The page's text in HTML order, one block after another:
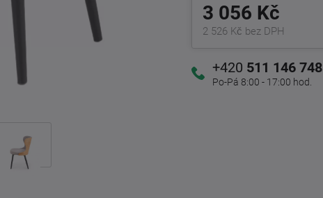
3 056 Kč
2 526 Kč bez DPH
+420 511 146 748
Po-Pá 8:00 - 17:00 hod.